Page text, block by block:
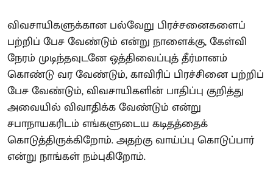
விவசாயிகளுக்கான பல்வேறு பிரச்சனைகளைப்
பற்றிப் பேச வேண்டும் என்று நாளைக்கு, கேள்வி
நேரம் முடிந்தவுடனே ஒத்திவைப்புத் தீர்மானம்
கொண்டு வர வேண்டும், காவிரிப் பிரச்சினை பற்றிப்
பேச வேண்டும், விவசாயிகளின் பாதிப்பு குறித்து
அவையில் விவாதிக்க வேண்டும் என்று
சபாநாயகரிடம் எங்களுடைய கடிதத்தைக்
கொடுத்திருக்கிறோம். அதற்கு வாய்ப்பு கொடுப்பார்
என்று நாங்கள் நம்புகிறோம்.